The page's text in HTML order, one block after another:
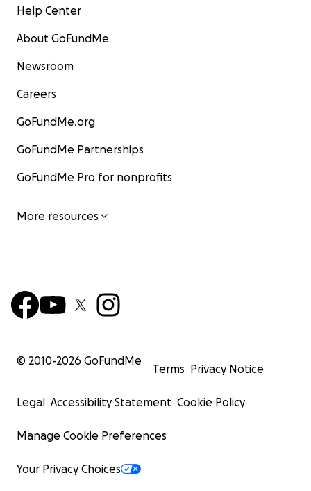
Help Center
About GoFundMe
Newsroom
Careers
GoFundMe.org
GoFundMe Partnerships
GoFundMe Pro for nonprofits
More resources
© 2010-2026 GoFundMe
Terms Privacy Notice
Legal Accessibility Statement Cookie Policy
Manage Cookie Preferences
Your Privacy Choices